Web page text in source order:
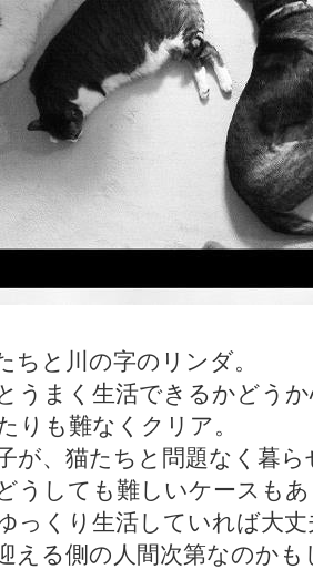
ちと川の字のリンダ。
うまく生活できるかどう
りも難なくクリア。
が、猫たちと問題なく暮ら
うしても難しいケースも
っくり生活していれば大
える側の人間次第なのか